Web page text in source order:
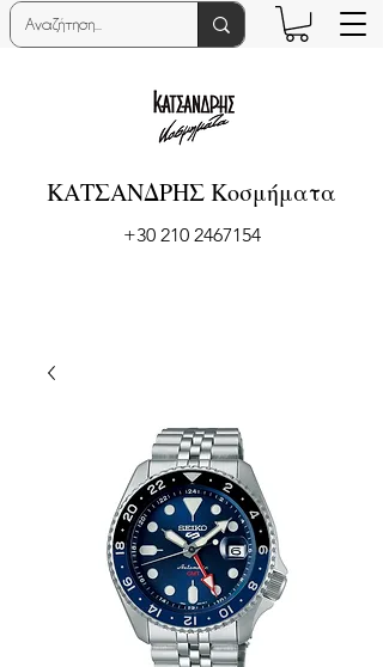
ΚΑΤΣΑΝΔΡΗΣ Κοσμήματα
+30 210 2467154